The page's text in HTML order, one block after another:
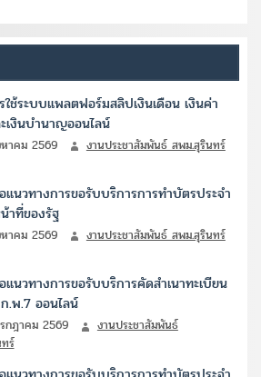
ช้ระบบแพลตฟอร์มสลิปเงินเดือน เงินค่า
เงินบำนาญออนไลน์
าคม 2569 งานประชาสัมพันธ์ สพม.สุรินทร์
แนวทางการขอรับบริการการทำบัตรประจำ
าที่ของรัฐ
าคม 2569 งานประชาสัมพันธ์ สพม.สุรินทร์
นวทางการขอรับบริการคัดสำเนาทะเบียน
.พ.7 ออนไลน์
กฎาคม 2569
งานประชาสัมพันธ์
ร์